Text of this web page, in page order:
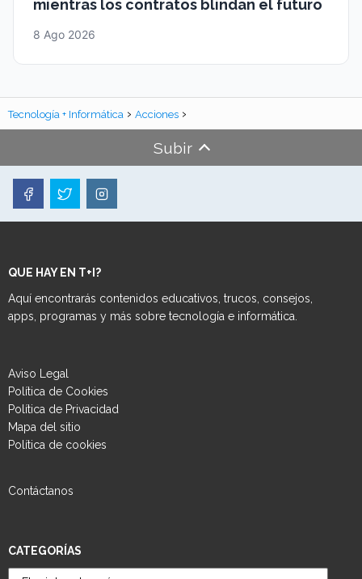
mientras los contratos blindan el futuro
8 Ago 2026
Tecnología + Informática Acciones
Subir
QUE HAY EN T+I?
Aquí encontrarás contenidos educativos, trucos, consejos,
apps, programas y más sobre tecnología e informática.
Aviso Legal
Política de Cookies
Política de Privacidad
Mapa del sitio
Política de cookies
Contáctanos
CATEGORÍAS